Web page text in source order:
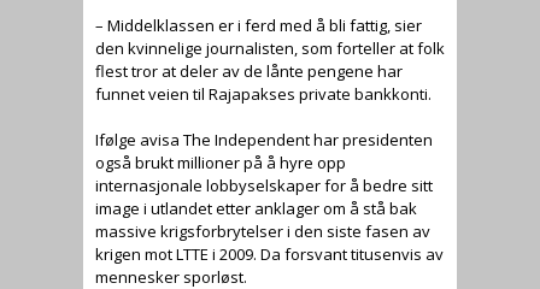
– Middelklassen er i ferd med å bli fattig, sier
den kvinnelige journalisten, som forteller at folk
flest tror at deler av de lånte pengene har
funnet veien til Rajapakses private bankkonti.
Ifølge avisa The Independent har presidenten
også brukt millioner på å hyre opp
internasjonale lobbyselskaper for å bedre sitt
image i utlandet etter anklager om å stå bak
massive krigsforbrytelser i den siste fasen av
krigen mot LTTE i 2009. Da forsvant titusenvis av
mennesker sporløst.